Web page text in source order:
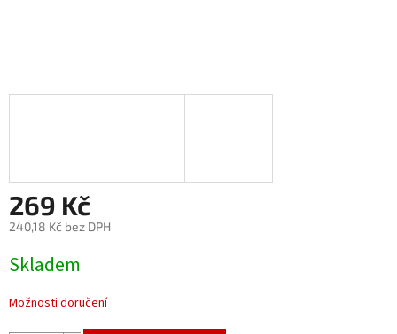
269 Kč
240,18 Kč bez DPH
cena:
Skladem
Možnosti doručení